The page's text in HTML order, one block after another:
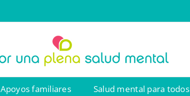
Apoyos familiares Salud mental para todos